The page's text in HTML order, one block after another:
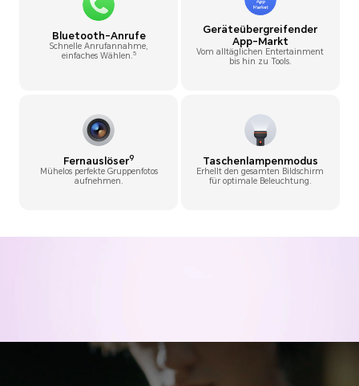
Bluetooth-Anrufe
Schnelle Anrufannahme,
einfaches Wählen. 5
Geräteübergreifender
App-Markt
Vom alltäglichen Entertainment
bis hin zu Tools.
Fernauslöser9
Mühelos perfekte Gruppenfotos
aufnehmen.
Taschenlampenmodus
Erhellt den gesamten Bildschirm
für optimale Beleuchtung.
Mehr als nur Wohlbefinden